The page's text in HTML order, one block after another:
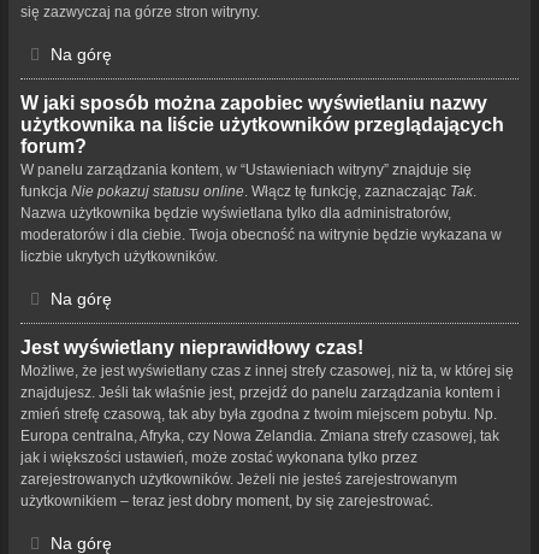
się zazwyczaj na górze stron witryny.
Na górę
W jaki sposób można zapobiec wyświetlaniu nazwy
użytkownika na liście użytkowników przeglądających
forum?
W panelu zarządzania kontem, w “Ustawieniach witryny” znajduje się
funkcja Nie pokazuj statusu online . Włącz tę funkcję, zaznaczając Tak
Nazwa użytkownika będzie wyświetlana tylko dla administratorów,
moderatorów i dla ciebie. Twoja obecność na witrynie będzie wykazana w
liczbie ukrytych użytkowników.
Na górę
Jest wyświetlany nieprawidłowy czas!
Możliwe, że jest wyświetlany czas z innej strefy czasowej, niż ta, w której się
znajdujesz. Jeśli tak właśnie jest, przejdź do panelu zarządzania kontem i
zmień strefę czasową, tak aby była zgodna z twoim miejscem pobytu. Np.
Europa centralna, Afryka, czy Nowa Zelandia. Zmiana strefy czasowej, tak
jak i większości ustawień, może zostać wykonana tylko przez
zarejestrowanych użytkowników. Jeżeli nie jesteś zarejestrowanym
użytkownikiem – teraz jest dobry moment, by się zarejestrować.
Na górę